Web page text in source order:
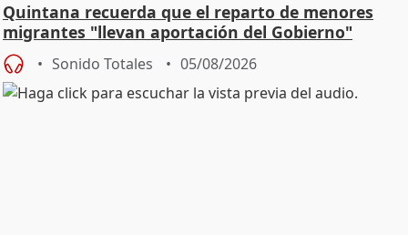
Quintana recuerda que el reparto de menores
migrantes "llevan aportación del Gobierno"
central
Sonido Totales 05/08/2026